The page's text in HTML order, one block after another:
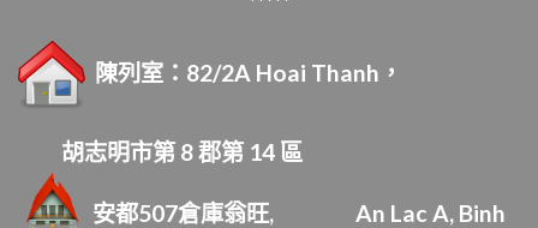
陳列室：82/2A Hoai Thanh，
胡志明市第 8 郡第 14 區
安都507倉庫翁旺, An Lac A, Binh